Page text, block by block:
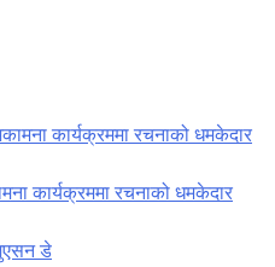
कार्यक्रममा रचनाको धमकेदार